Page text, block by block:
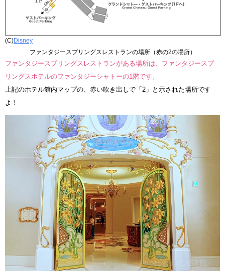
(C)Disney
ファンタジースプリングスレストランの場所（赤の2の場所）
ファンタジースプリングスレストランがある場所は、ファンタジースプ
リングスホテルのファンタジーシャトーの1階です。
上記のホテル館内マップの、赤い吹き出しで「2」と示された場所です
よ！